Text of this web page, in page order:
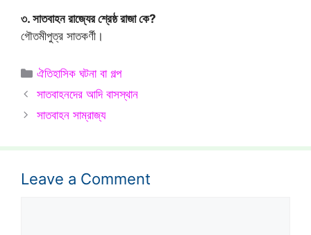
৩. সাতবাহন রাজ্যের শ্রেষ্ঠ রাজা কে?
গৌতমীপুত্র সাতকর্ণী।
Categories
ঐতিহাসিক ঘটনা বা গল্প
সাতবাহনদের আদি বাসস্থান
সাতবাহন সাম্রাজ্য
Leave a Comment